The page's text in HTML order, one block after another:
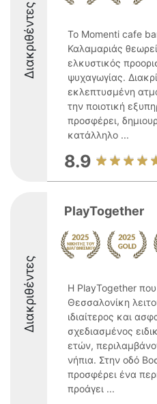
Διακριθέντες
Το Momenti cafe
Καλαμαριάς
ελκυστικός
ψυχαγωγίας.
εκλεπτυσμένη
την ποιοτική
προσφέρει,
κατάλληλο ...
8.9
Διακριθέντες
PlayTogether
Η PlayTogether που
Θεσσαλονίκη
ιδιαίτερος και
σχεδιασμένος
ετών,
νήπια. Στην οδό
προσφέρει ένα
προάγει ...